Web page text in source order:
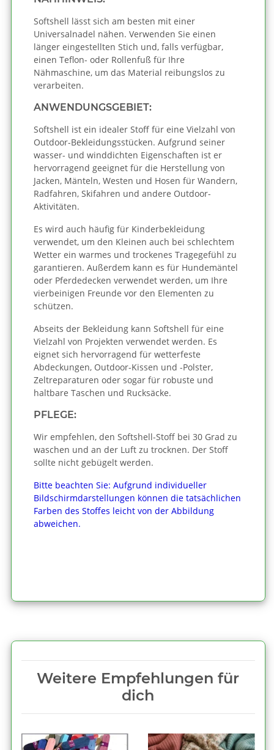
Softshell lässt sich am besten mit einer
Universalnadel nähen. Verwenden Sie einen
länger eingestellten Stich und, falls verfügbar,
einen Teflon- oder Rollenfuß für Ihre
Nähmaschine, um das Material reibungslos zu
verarbeiten.
ANWENDUNGSGEBIET:
Softshell ist ein idealer Stoff für eine Vielzahl von
Outdoor-Bekleidungsstücken. Aufgrund seiner
wasser- und winddichten Eigenschaften ist er
hervorragend geeignet für die Herstellung von
Jacken, Mänteln, Westen und Hosen für Wandern,
Radfahren, Skifahren und andere Outdoor-
Aktivitäten.
Es wird auch häufig für Kinderbekleidung
verwendet, um den Kleinen auch bei schlechtem
Wetter ein warmes und trockenes Tragegefühl zu
garantieren. Außerdem kann es für Hundemäntel
oder Pferdedecken verwendet werden, um Ihre
vierbeinigen Freunde vor den Elementen zu
schützen.
Abseits der Bekleidung kann Softshell für eine
Vielzahl von Projekten verwendet werden. Es
eignet sich hervorragend für wetterfeste
Abdeckungen, Outdoor-Kissen und -Polster,
Zeltreparaturen oder sogar für robuste und
haltbare Taschen und Rucksäcke.
PFLEGE:
Wir empfehlen, den Softshell-Stoff bei 30 Grad zu
waschen und an der Luft zu trocknen. Der Stoff
sollte nicht gebügelt werden.
Bitte beachten Sie: Aufgrund individueller
Bildschirmdarstellungen können die tatsächlichen
Farben des Stoffes leicht von der Abbildung
abweichen.
Weitere Empfehlungen für
dich